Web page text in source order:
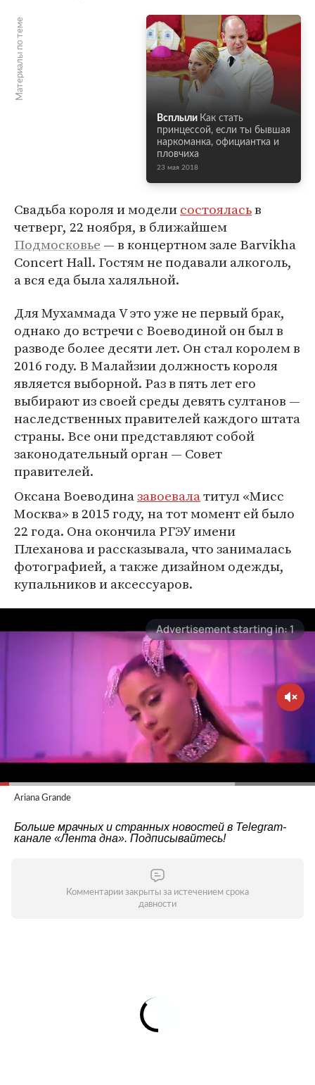
Материалы по теме
Всплыли Как стать
принцессой, если ты бывшая
наркоманка, официантка и
пловчиха
23 мая 2018
Свадьба короля и моделисостояласьв
четверг, 22 ноября, в ближайшем
Подмосковье — в концертном зале Barvikha
Concert Hall. Гостям не подавали алкоголь,
а вся еда была халяльной.
Для Мухаммада V это уже не первый брак,
однако до встречи с Воеводиной он был в
разводе более десяти лет. Он стал королем в
2016 году. В Малайзии должность короля
является выборной. Раз в пять лет его
выбирают из своей среды девять султанов —
наследственных правителей каждого штата
страны. Все они представляют собой
законодательный орган — Совет
правителей.
Оксана Воеводиназавоевалатитул «Мисс
Москва» в 2015 году, на тот момент ей было
22 года. Она окончила РГЭУ имени
Плеханова и рассказывала, что занималась
фотографией, а также дизайном одежды,
купальников и аксессуаров.
Ariana Grande
Больше мрачных и странных новостей в Telegram-
канале «Лента дна». Подписывайтесь!
Комментарии закрыты за истечением срока
давности